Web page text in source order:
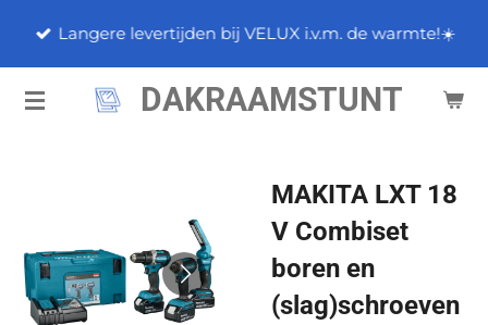
de
DAKRAAMSTUNT
Langere levertijden bij VELUX i.v.m. de warmte!☀️
MAKITA LXT 18
V Combiset
boren en
(slag)schroeven